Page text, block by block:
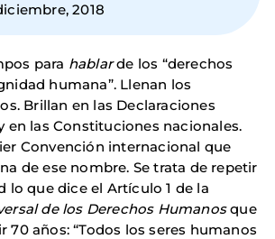
2018
para hablarde los “derechos
humana”. Llenan los
Brillan en las Declaraciones
en las Constituciones nacionales.
Convención internacional que
de ese nombre. Se trata de repetir
lo que dice el Artículo 1 de la
de los Derechos Humanosque
70 años: “Todos los seres humanos